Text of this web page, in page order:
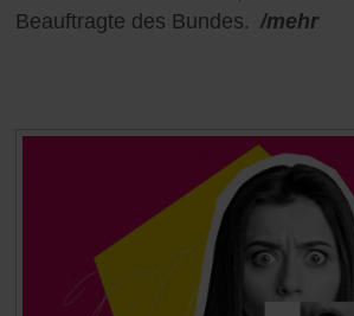
Beauftragte des Bundes. /mehr